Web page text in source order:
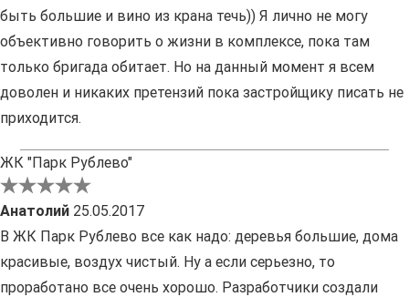
быть большие и вино из крана течь)) Я лично не могу
объективно говорить о жизни в комплексе, пока там
только бригада обитает. Но на данный момент я всем
доволен и никаких претензий пока застройщику писать не
приходится.
ЖК "Парк Рублево"
Анатолий 25.05.2017
В ЖК Парк Рублево все как надо: деревья большие, дома
красивые, воздух чистый. Ну а если серьезно, то
проработано все очень хорошо. Разработчики создали